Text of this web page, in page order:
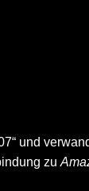
und
zu